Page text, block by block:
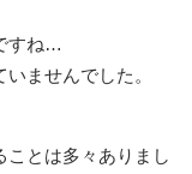
すね…
ませんでした。
とは多々ありまし